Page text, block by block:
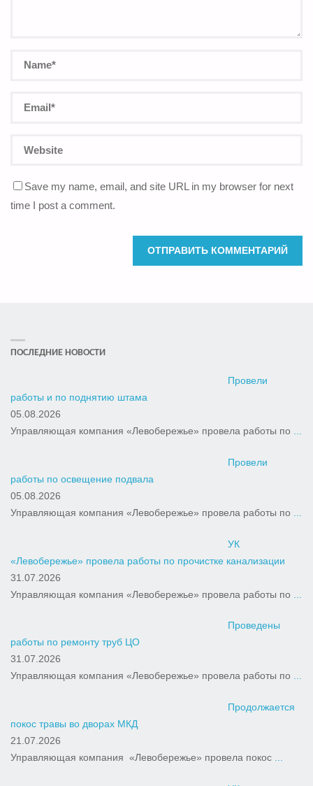
Save my name, email, and site URL in my browser for next
time I post a comment.
ПОСЛЕДНИЕ НОВОСТИ
Провели
работы и по поднятию штама
05.08.2026
Управляющая компания «Левобережье» провела работы по ...
Провели
работы по освещение подвала
05.08.2026
Управляющая компания «Левобережье» провела работы по ...
УК
«Левобережье» провела работы по прочистке канализации
31.07.2026
Управляющая компания «Левобережье» провела работы по
Проведены
работы по ремонту труб ЦО
31.07.2026
Управляющая компания «Левобережье» провела работы по ...
Продолжается
покос травы во дворах МКД
21.07.2026
Управляющая компания «Левобережье» провела покос